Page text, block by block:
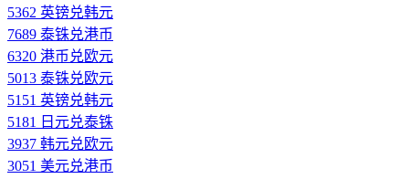
5362 英镑兑韩元
7689 泰铢兑港币
6320 港币兑欧元
5013 泰铢兑欧元
5151 英镑兑韩元
5181 日元兑泰铢
3937 韩元兑欧元
3051 美元兑港币